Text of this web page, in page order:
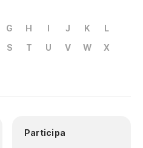
G H I J K
L
S T U V W
X
Participa